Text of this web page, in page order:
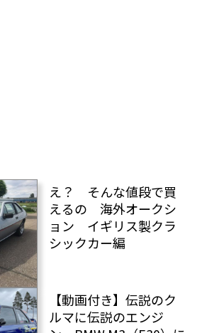
え？ そんな値段で買
えるの 海外オークシ
ョン イギリス製クラ
シックカー編
【動画付き】伝説のク
ルマに伝説のエンジ